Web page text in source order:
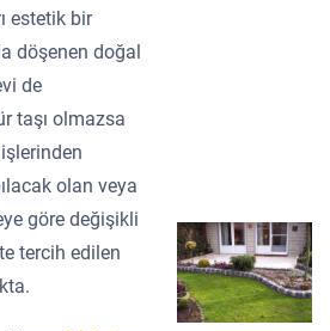
estetik bir
döşenen doğal
de
taşı olmazsa
olan veya
göre değişikli
tercih edilen